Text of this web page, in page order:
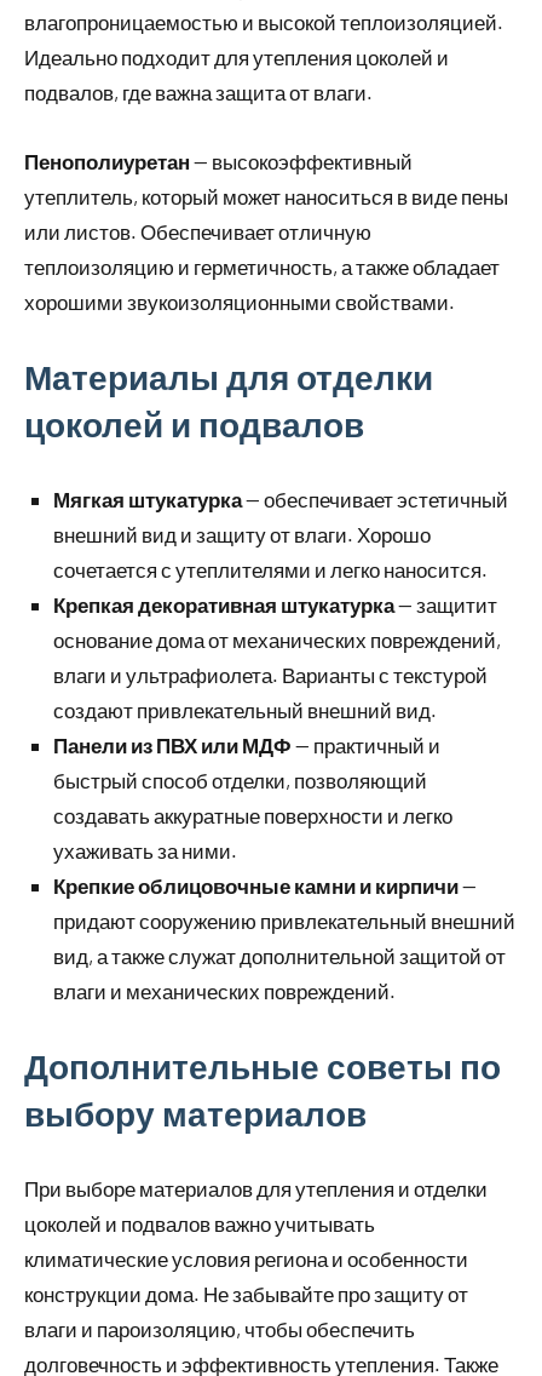
влагопроницаемостью и высокой теплоизоляцией.
Идеально подходит для утепления цоколей и
подвалов, где важна защита от влаги.
Пенополиуретан — высокоэффективный
утеплитель, который может наноситься в виде пены
или листов. Обеспечивает отличную
теплоизоляцию и герметичность, а также обладает
хорошими звукоизоляционными свойствами.
Материалы для отделки
цоколей и подвалов
Мягкая штукатурка— обеспечивает эстетичный
внешний вид и защиту от влаги. Хорошо
сочетается с утеплителями и легко наносится.
Крепкая декоративная штукатурка— защитит
основание дома от механических повреждений,
влаги и ультрафиолета. Варианты с текстурой
создают привлекательный внешний вид.
Панели из ПВХ или МДФ — практичный и
быстрый способ отделки, позволяющий
создавать аккуратные поверхности и легко
ухаживать за ними.
Крепкие облицовочные камни и кирпичи—
придают сооружению привлекательный внешний
вид, а также служат дополнительной защитой от
влаги и механических повреждений.
Дополнительные советы по
выбору материалов
При выборе материалов для утепления и отделки
цоколей и подвалов важно учитывать
климатические условия региона и особенности
конструкции дома. Не забывайте про защиту от
влаги и пароизоляцию, чтобы обеспечить
долговечность и эффективность утепления. Также